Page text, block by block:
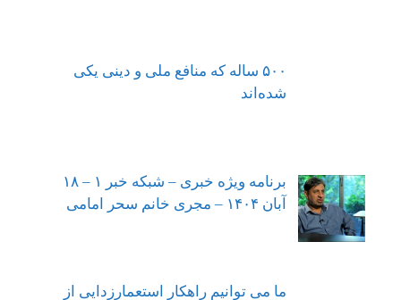
۵۰۰ ساله که منافع ملی و دینی یکی
شده‌اند
برنامه ویژه خبری – شبکه خبر ۱ – ۱۸
آبان ۱۴۰۴ – مجری خانم سحر امامی
ما می توانیم راهکار استعمارزدایی از